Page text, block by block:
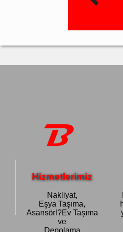
Hizmetlerimiz
Nakliyat,
Eşya Taşıma,
Asansörl?Ev Taşıma
ve